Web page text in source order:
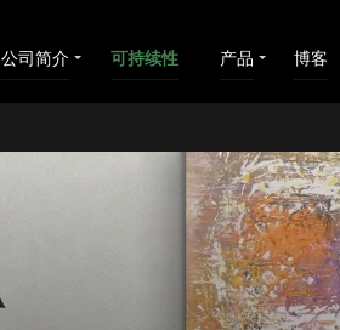
公司简介 可持续性 产品 博客